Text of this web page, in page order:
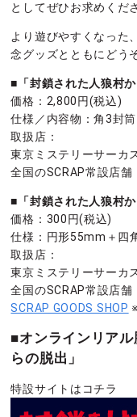
としてぜひお求めくだ
より遊びやすくなった
念グッズとともにどう
■「封鎖された人狼村
価格：2,800円(税込)
仕様／内容物：角3封
取扱店：
東京ミステリーサーカ
全国のSCRAP常設店舗
■「封鎖された人狼村
価格：300円(税込)
仕様：円形55mm＋四
取扱店：
東京ミステリーサーカ
全国のSCRAP常設店舗
SCRAP GOODS SHOP
■オンラインリア
らの脱出」
特設サイトはコチラ